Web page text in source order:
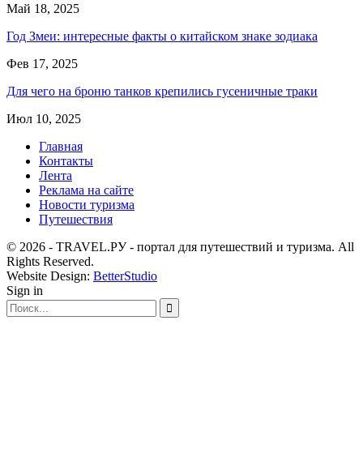
Май 18, 2025
Год Змеи: интересные факты о китайском знаке зодиака
Фев 17, 2025
Для чего на броню танков крепились гусеничные траки
Июл 10, 2025
Главная
Контакты
Лента
Реклама на сайте
Новости туризма
Путешествия
© 2026 - TRAVEL.РУ - портал для путешествий и туризма. All
Rights Reserved.
Website Design: BetterStudio
Sign in